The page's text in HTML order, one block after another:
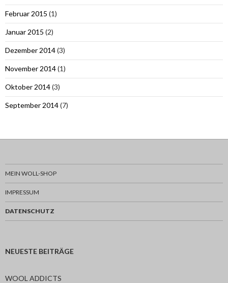
Februar 2015 (1)
Januar 2015 (2)
Dezember 2014(3)
November 2014(1)
Oktober 2014(3)
September 2014(7)
MEIN WOLL-SHOP
IMPRESSUM
DATENSCHUTZ
NEUESTE BEITRÄGE
WOOL ADDICTS